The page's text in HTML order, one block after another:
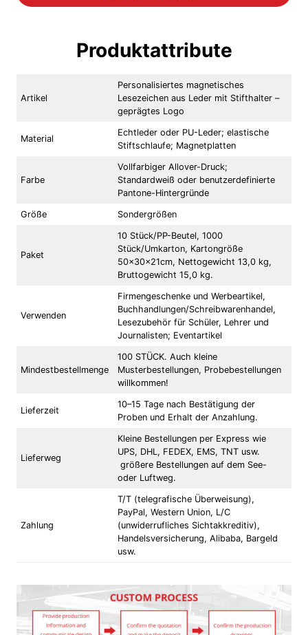
Produktattribute
Artikel
Personalisiertes magnetisches
Lesezeichen aus Leder mit Stifthalter –
geprägtes Logo
Material
Echtleder oder PU-Leder; elastische
Stiftschlaufe; Magnetplatten
Farbe
Vollfarbiger Allover-Druck;
Standardweiß oder benutzerdefinierte
Pantone-Hintergründe
Größe Sondergrößen
Paket
10 Stück/PP-Beutel, 1000
Stück/Umkarton, Kartongröße
50x30x21cm, Nettogewicht 13,0 kg,
Bruttogewicht 15,0 kg.
Verwenden
Firmengeschenke und Werbeartikel,
Buchhandlungen/Schreibwarenhandel,
Lesezubehör für Schüler, Lehrer und
Journalisten; Eventartikel
Mindestbestellmenge
100 STÜCK. Auch kleine
Musterbestellungen, Probebestellungen
willkommen!
Lieferzeit
10–15 Tage nach Bestätigung der
Proben und Erhalt der Anzahlung.
Lieferweg
Kleine Bestellungen per Express wie
UPS, DHL, FEDEX, EMS, TNT usw.
größere Bestellungen auf dem See-
oder Luftweg.
Zahlung
T/T (telegrafische Überweisung),
PayPal, Western Union, L/C
(unwiderrufliches Sichtakkreditiv),
Handelsversicherung, Alibaba, Bargeld
usw.